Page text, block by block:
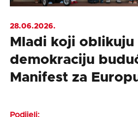
28.06.2026.
Mladi koji oblikuju
demokraciju
Manifest za
Podijeli: